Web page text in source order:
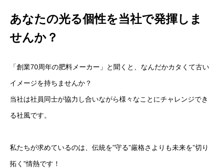
募集要項
あなたの光る個性を当社で発揮しま
せんか？
「創業70周年の肥料メーカー」と聞くと、なんだかカタくて古い
イメージを持ちませんか？
当社は社員同士が協力し合いながら様々なことにチャレンジでき
る社風です。
私たちが求めているのは、伝統を”守る”厳格さよりも未来を”切り
拓く”情熱です！